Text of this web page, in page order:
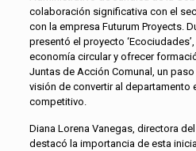
colaboración significativa con el
con la empresa Futurum Proyects.
presentó el proyecto
economía circular y ofrecer
Juntas de Acción Comunal, un
visión de convertir al departamento
competitivo.
Diana Lorena Vanegas, directora
destacó la importancia de esta